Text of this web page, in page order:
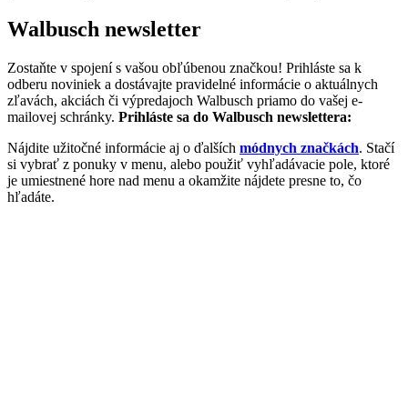
Walbusch newsletter
Zostaňte v spojení s vašou obľúbenou značkou! Prihláste sa k
odberu noviniek a dostávajte pravidelné informácie o aktuálnych
zľavách, akciách či výpredajoch Walbusch priamo do vašej e-
mailovej schránky. Prihláste sa do Walbusch newslettera:
Nájdite užitočné informácie aj o ďalších módnych značkách. Stačí
si vybrať z ponuky v menu, alebo použiť vyhľadávacie pole, ktoré
je umiestnené hore nad menu a okamžite nájdete presne to, čo
hľadáte.